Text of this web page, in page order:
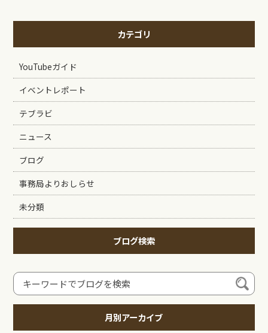
カテゴリ
YouTubeガイド
イベントレポート
テブラビ
ニュース
ブログ
事務局よりおしらせ
未分類
ブログ検索
月別アーカイブ